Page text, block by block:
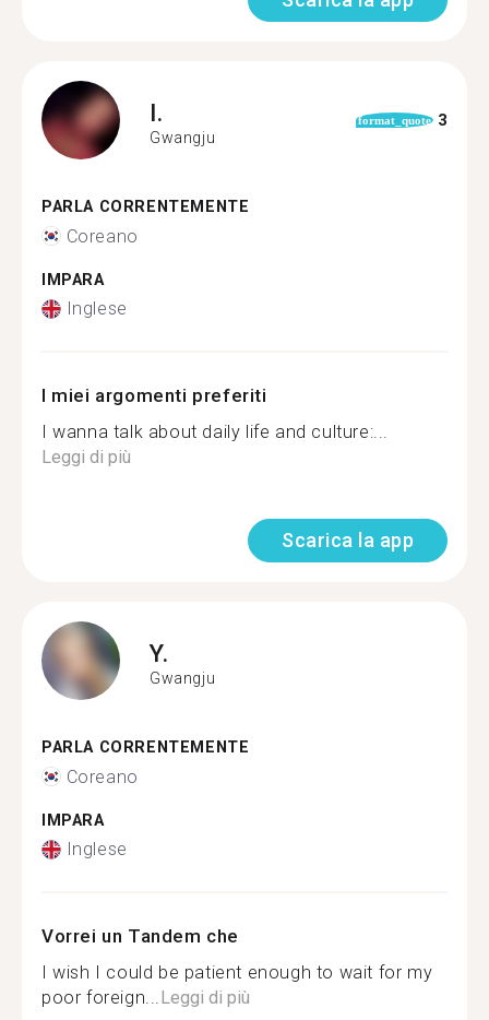
I.
Gwangju
format_quote 3
PARLA CORRENTEMENTE
Coreano
IMPARA
Inglese
I miei argomenti preferiti
I wanna talk about daily life and culture:...
Leggi di più
Scarica la app
Y.
Gwangju
PARLA CORRENTEMENTE
Coreano
IMPARA
Inglese
Vorrei un Tandem che
I wish I could be patient enough to wait for my
poor foreign...Leggi di più